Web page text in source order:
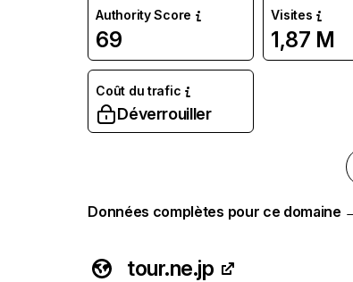
Authority Score
69
Visites
1,87 M
Coût du trafic
Déverrouiller
Données complètes pour ce domaine
tour.ne.jp